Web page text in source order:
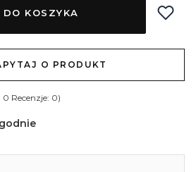
KOSZYKA
O PRODUKT
0 Recenzje: 0)